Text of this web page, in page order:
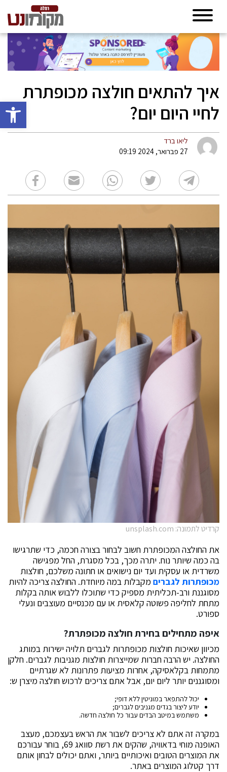
פתח
איך להתאים חולצה מכופתרת
לחיי היום יום?
ליאו ברד
27 פברואר, 2024 09:19
קרדיט לתמונה: unsplash.com
את החולצה המכופתרת חשוב לבחור בצורה חכמה, כדי שתרגישו
בה כמה שיותר נוח. יתרה מכך, בכל מסגרת, החל מפגישה
משרדית או עסקית ועד יום נישואים או חתונה משלכם, חולצות
מכופתרות לגברים מקבלות במה מיוחדת. החולצה צריכה להיות
מסוגננת ורב-תכליתית מספיק כדי שתוכלו ללבוש אותה בקלות
מתחת לחליפה פשוטה קלאסית או עם מכנסיים מעוצבים ונעלי
ספורט.
איפה מתחילים בחירת חולצה מכופתרת?
מכיוון שאיכות חולצות מכופתרות לגברים תלויה ישירות במותג
החולצה. יש הרבה חברות שמייצרות חולצות מגניבות לגברים. חלקן
מתמחות בקלאסיקה, אחרות מציעות פתרונות לא שגרתיים
ומסוגננים יותר ליום יום, אבל אתם צריכים לרכוש חולצה מיצרן ש:
יכול להתפאר במוניטין ללא דופי;
יודע ליצור בגדים מגניבים לגברים;
משתמש במיטב הבדים עבור כל חולצה חדשה.
במקרה זה אתם לא צריכים לשבור את הראש בעצמכם, מעצב
האופנה מוחי בדאוויה, שהקים את רשת סוואג 69, בוחר עבורכם
את המוצרים הטובים ואיכותיים ביותר, ואתם יכולים לבחון אותם
דרך קטלוג המוצרים באתר.